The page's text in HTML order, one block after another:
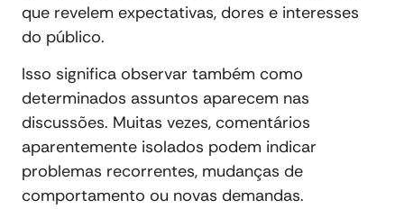
que revelem expectativas, dores e interesses
do público.
Isso significa observar também como
determinados assuntos aparecem nas
discussões. Muitas vezes, comentários
aparentemente isolados podem indicar
problemas recorrentes, mudanças de
comportamento ou novas demandas.